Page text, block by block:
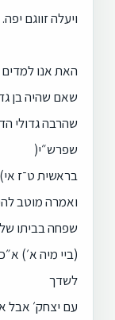
ויעלה זווגם יפה.
האת אנו למדים
שאם שהיה בן
שהרבה גדולי
שפרש״י(
בראשית ט־ז
ואמרה מוטב
שפחה בביתו
(ביי מיה א׳)
לשדך
עם יצחק׳ אבל